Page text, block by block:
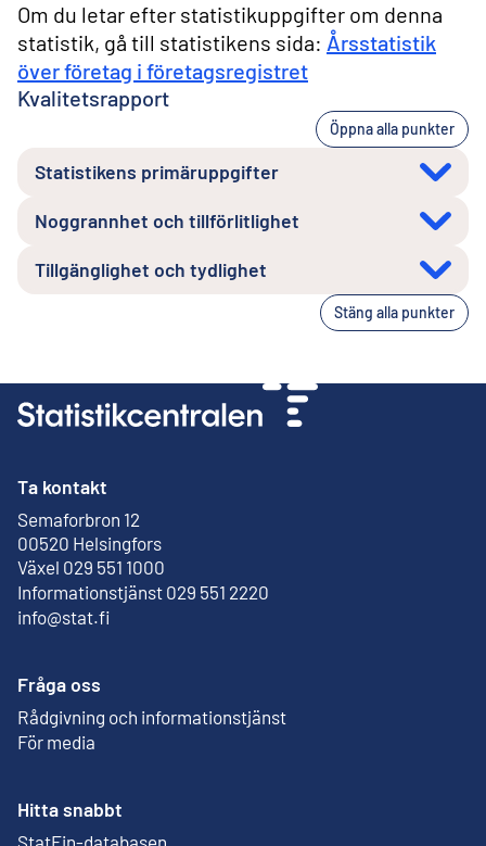
Om du letar efter statistikuppgifter om denna
statistik, gå till statistikens sida: Årsstatistik
över företag i företagsregistret
Kvalitetsrapport
Öppna alla punkter
Statistikens primäruppgifter
Noggrannhet och tillförlitlighet
Tillgänglighet och tydlighet
Stäng alla punkter
Ta kontakt
Semaforbron 12
00520 Helsingfors
Extern länk
Växel 029 551 1000
Informationstjänst 029 551 2220
info@stat.fi
Fråga oss
Rådgivning och informationstjänst
För media
Hitta snabbt
StatFin-databasen